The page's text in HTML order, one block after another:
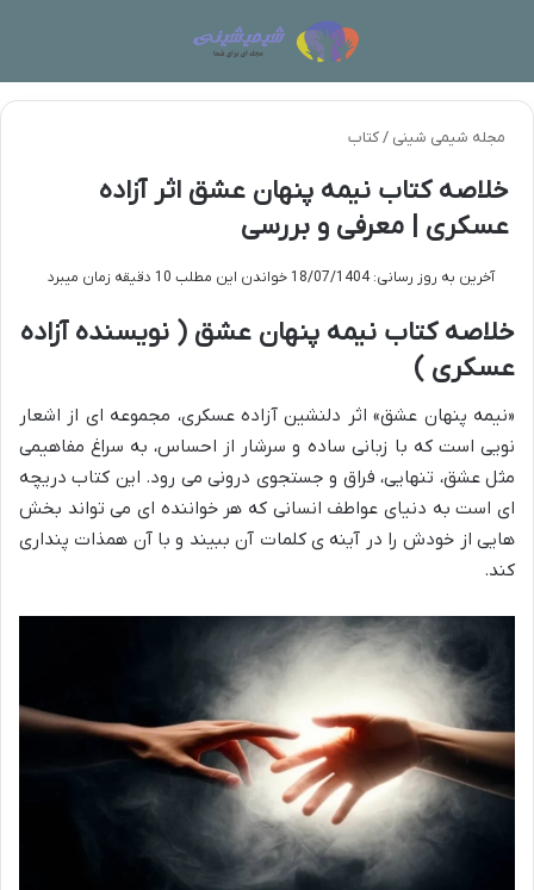
مجله شیمی شینی /کتاب
خلاصه کتاب نیمه پنهان عشق اثر آزاده
عسکری | معرفی و بررسی
آخرین به روز رسانی: 18/07/1404 خواندن این مطلب 10 دقیقه زمان میبرد
خلاصه کتاب نیمه پنهان عشق ( نویسنده آزاده
عسکری )
«نیمه پنهان عشق» اثر دلنشین آزاده عسکری، مجموعه ای از اشعار
نویی است که با زبانی ساده و سرشار از احساس، به سراغ مفاهیمی
مثل عشق، تنهایی، فراق و جستجوی درونی می رود. این کتاب دریچه
ای است به دنیای عواطف انسانی که هر خواننده ای می تواند بخش
هایی از خودش را در آینه ی کلمات آن ببیند و با آن همذات پنداری
کند.